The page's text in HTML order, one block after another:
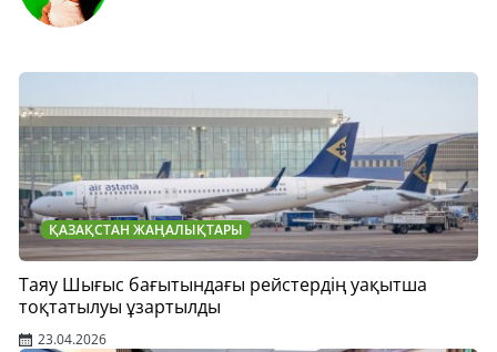
ҚАЗАҚСТАН ЖАҢАЛЫҚТАРЫ
Таяу Шығыс бағытындағы рейстердің уақытша
тоқтатылуы ұзартылды
23.04.2026